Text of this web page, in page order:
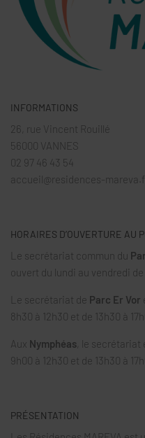
INFORMATIONS
26, rue Vincent Rouillé
56000 VANNES
02 97 46 43 54
accueil@residences-
HORAIRES D’OUVERTURE AU
Le secrétariat commun du
ouvert du lundi au vendredi de
Le secrétariat de Parc Er Vor
8h30 à 12h30 et de 13h30 à
Aux Nymphéas , le
9h00 à 12h30 et de 13h30 à
PRÉSENTATION